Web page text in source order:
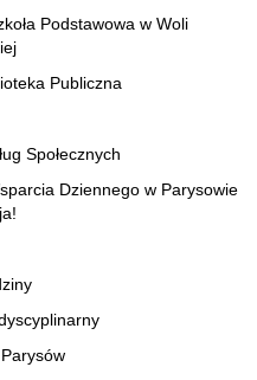
Podstawowa w Woli
Publiczna
Społecznych
Dziennego w Parysowie